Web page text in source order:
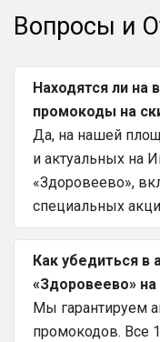
Вопросы и
Находятся ли
промокоды на
Да, на нашей
и актуальных на
«Здоровеево»,
специальных
Как убедиться в
«Здоровеево»
Мы гарантируем
промокодов. Все